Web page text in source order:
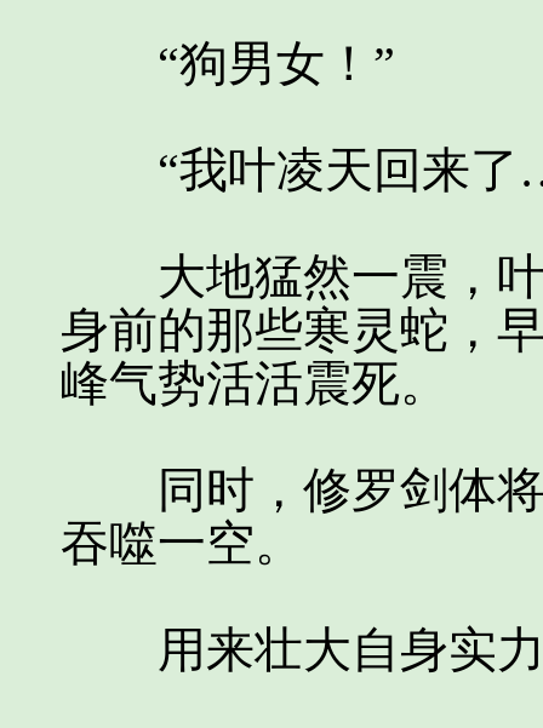
“狗男女！”
“我叶凌天回来
大地猛然一震，叶
身前的那些寒灵蛇，
峰气势活活震死。
同时，修罗剑体将
吞噬一空。
用来壮大自身实